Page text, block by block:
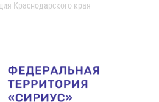
Краснодарского края